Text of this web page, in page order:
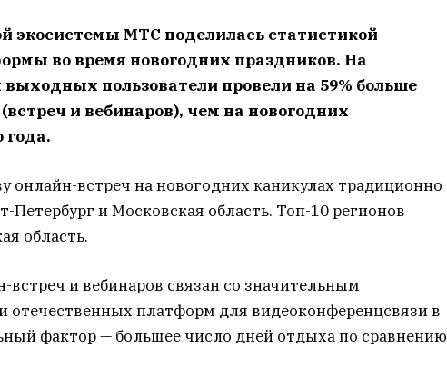
экосистемы МТС поделилась статистикой
во время новогодних праздников. На
пользователи провели на 59% больше
и вебинаров), чем на новогодних
года.
онлайн-встреч на новогодних каникулах традиционно
Петербург и Московская область. Топ-10 регионов
область.
встреч и вебинаров связан со значительным
отечественных платформ для видеоконференцсвязи в
фактор — большее число дней отдыха по сравнению